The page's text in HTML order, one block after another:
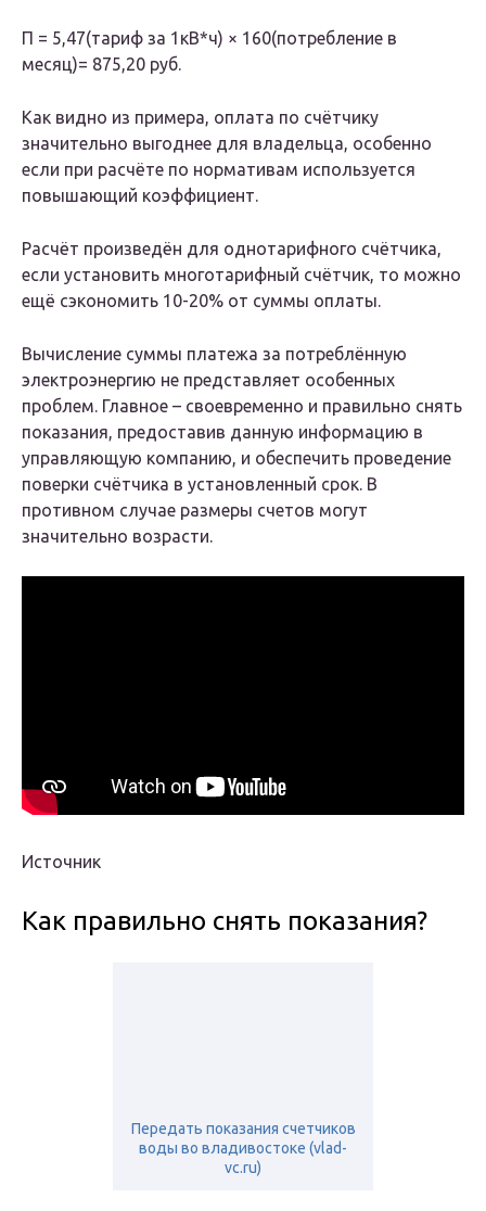
П = 5,47(тариф за 1кВ*ч) × 160(потребление в
месяц)= 875,20 руб.
Как видно из примера, оплата по счётчику
значительно выгоднее для владельца, особенно
если при расчёте по нормативам используется
повышающий коэффициент.
Расчёт произведён для однотарифного счётчика,
если установить многотарифный счётчик, то можно
ещё сэкономить 10-20% от суммы оплаты.
Вычисление суммы платежа за потреблённую
электроэнергию не представляет особенных
проблем. Главное – своевременно и правильно снять
показания, предоставив данную информацию в
управляющую компанию, и обеспечить проведение
поверки счётчика в установленный срок. В
противном случае размеры счетов могут
значительно возрасти.
Источник
Как правильно снять показания?
Передать показания счетчиков
воды во владивостоке (vlad-
vc.ru)